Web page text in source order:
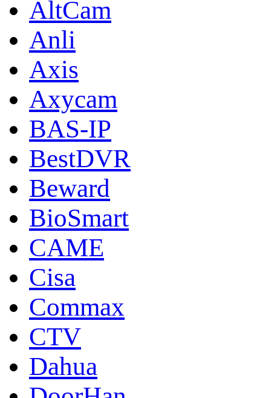
AltCam
Anli
Axis
Axycam
BAS-IP
BestDVR
Beward
BioSmart
CAME
Cisa
Commax
CTV
Dahua